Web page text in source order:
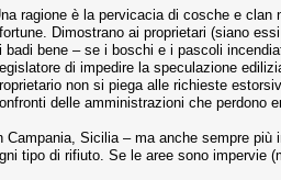
ragione è la pervicacia di cosche e
Dimostrano ai proprietari (siano
badi bene – se i boschi e i pascoli
di impedire la speculazione
non si piega alle richieste
delle amministrazioni che perdono
Campania, Sicilia – ma anche sempre
tipo di rifiuto. Se le aree sono impervie